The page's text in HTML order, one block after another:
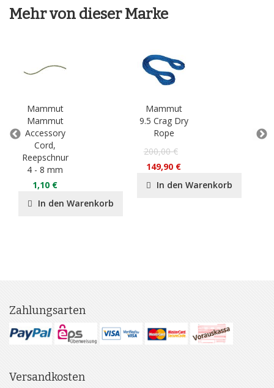
Mehr von dieser Marke
Mammut
Mammut
Accessory
Cord,
Reepschnur
4 - 8 mm
1,10 €
In den Warenkorb
Mammut
9.5 Crag Dry
Rope
200,00 €
149,90 €
In den Warenkorb
Zahlungsarten
Versandkosten